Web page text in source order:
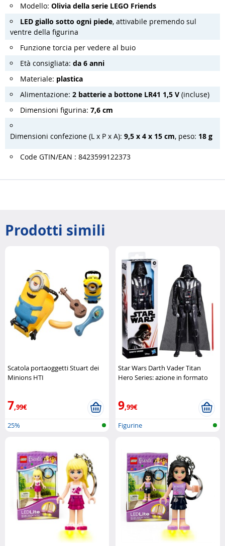
Modello: Olivia della serie LEGO Friends
LED giallo sotto ogni piede, attivabile premendo sul
ventre della figurina
Funzione torcia per vedere al buio
Età consigliata: da 6 anni
Materiale: plastica
Alimentazione: 2 batterie a bottone LR41 1,5 V (incluse)
Dimensioni figurina: 7,6 cm
Dimensioni confezione (L x P x A): 9,5 x 4 x 15 cm, peso: 18 g
Code GTIN/EAN : 8423599122373
Prodotti simili
Scatola portaoggetti Stuart dei
Minions HTI
7,99€
25%
Star Wars Darth Vader Titan
Hero Series: azione in formato
9,99€
Figurine